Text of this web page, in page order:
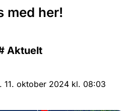
med her!
Aktuelt
11. oktober 2024 kl. 08:03